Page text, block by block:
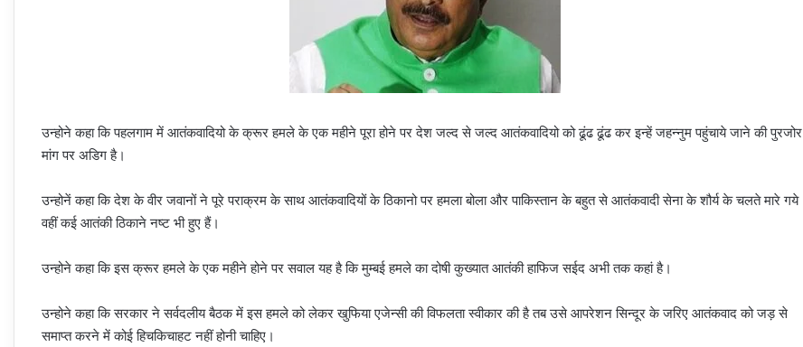
उन्होने कहा कि पहलगाम में आतंकवादियो के क्रूर हमले के एक महीने पूरा होने पर देश जल्द से जल्द आतंकवादियो को ढूंढ ढूंढ कर इन्हें जहन्नुम पहुंचाये जाने की पुरजोर
मांग पर अडिग है।
उन्होनें कहा कि देश के वीर जवानों ने पूरे पराक्रम के साथ आतंकवादियों के ठिकानो पर हमला बोला और पाकिस्तान के बहुत से आतंकवादी सेना के शौर्य के चलते मारे गये
वहीं कई आतंकी ठिकाने नष्ट भी हुए हैं।
उन्होने कहा कि इस क्रूर हमले के एक महीने होने पर सवाल यह है कि मुम्बई हमले का दोषी कुख्यात आतंकी हाफिज सईद अभी तक कहां है।
उन्होने कहा कि सरकार ने सर्वदलीय बैठक में इस हमले को लेकर खुफिया एजेन्सी की विफलता स्वीकार की है तब उसे आपरेशन सिन्दूर के जरिए आतंकवाद को जड़ से
समाप्त करने में कोई हिचकिचाहट नहीं होनी चाहिए।